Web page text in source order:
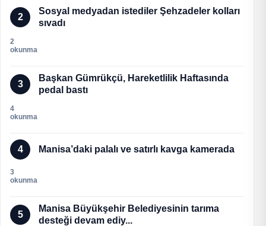
2
Sosyal medyadan istediler Şehzadeler kolları
sıvadı
2
okunma
3
Başkan Gümrükçü, Hareketlilik Haftasında
pedal bastı
4
okunma
4 Manisa’daki palalı ve satırlı kavga kamerada
3
okunma
5
Manisa Büyükşehir Belediyesinin tarıma
desteği devam ediy...